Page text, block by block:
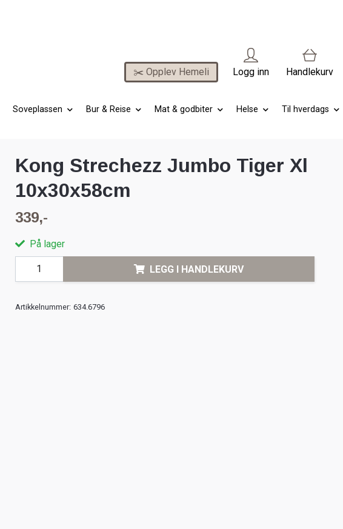
✂️ Opplev Hemeli Logg inn Handlekurv
Soveplassen Bur & Reise Mat & godbiter Helse
Til hverdags
Kong Strechezz Jumbo Tiger Xl
10x30x58cm
339,-
På lager
LEGG I HANDLEKURV
Artikkelnummer: 634.6796